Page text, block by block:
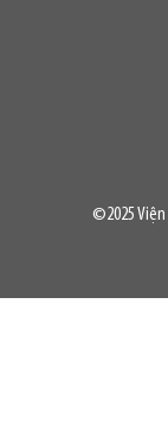
©2025 Viện